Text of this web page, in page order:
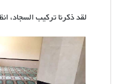
لقد ذكرنا تركيب السجاد،